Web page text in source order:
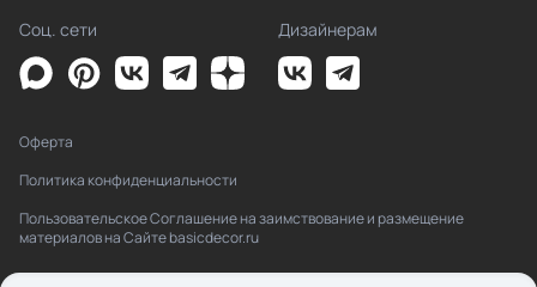
Соц. сети Дизайнерам
Оферта
Политика конфиденциальности
Пользовательское Соглашение на заимствование и размещение
материалов на Сайте basicdecor.ru